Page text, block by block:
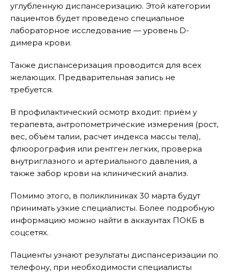
углубленную диспансеризацию. Этой категории
пациентов будет проведено специальное
лабораторное исследование — уровень D-
димера крови.
Также диспансеризация проводится для всех
желающих. Предварительная запись не
требуется.
В профилактический осмотр входит: приём у
терапевта, антропометрические измерения (рост,
вес, объём талии, расчет индекса массы тела),
флюорография или рентген легких, проверка
внутриглазного и артериального давления, а
также забор крови на клинический анализ.
Помимо этого, в поликлиниках 30 марта будут
принимать узкие специалисты. Более подробную
информацию можно найти в аккаунтах ПОКБ в
соцсетях.
Пациенты узнают результаты диспансеризации по
телефону, при необходимости специалисты